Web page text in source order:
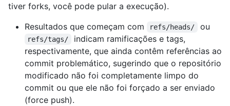
tiver forks, você pode pular a execução).
Resultados que começam com
refs/heads/ ou
refs/tags/
indicam ramificações e tags,
respectivamente, que ainda contêm referências ao
commit problemático, sugerindo que o repositório
modificado não foi completamente limpo do
commit ou que ele não foi forçado a ser enviado
(force push).